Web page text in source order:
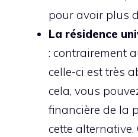
pour avoir plus
La résidence
: contrairement
celle-ci est très
cela, vous
financière de la
cette